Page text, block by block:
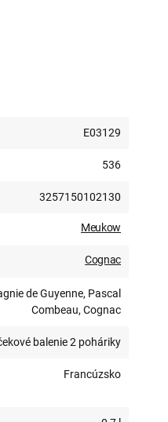
E03129
536
3257150102130
Meukow
Cognac
de Guyenne, Pascal
Combeau, Cognac
balenie 2 poháriky
Francúzsko